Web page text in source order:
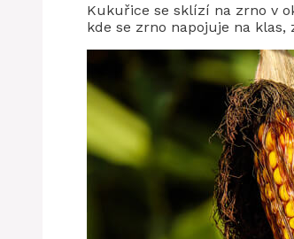
Kukuřice se sklízí na zrno v
kde se zrno napojuje na